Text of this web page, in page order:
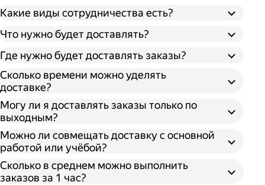
Какие виды сотрудничества есть?
Через парк;
Через парк как самозанятый;
Как самозанятый;
Что нужно будет доставлять?
Где нужно будет доставлять заказы?
Сколько времени можно уделять
доставке?
Могу ли я доставлять заказы только по
выходным?
Можно ли совмещать доставку с основной
работой или учёбой?
Сколько в среднем можно выполнить
заказов за 1 час?